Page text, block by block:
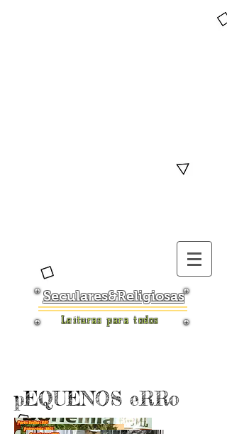
Seculares&Religiosas
Leituras para todos
pEQUENOS eRRo